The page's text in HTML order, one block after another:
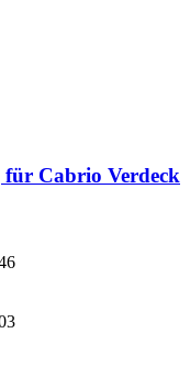
Cabrio Verdeck